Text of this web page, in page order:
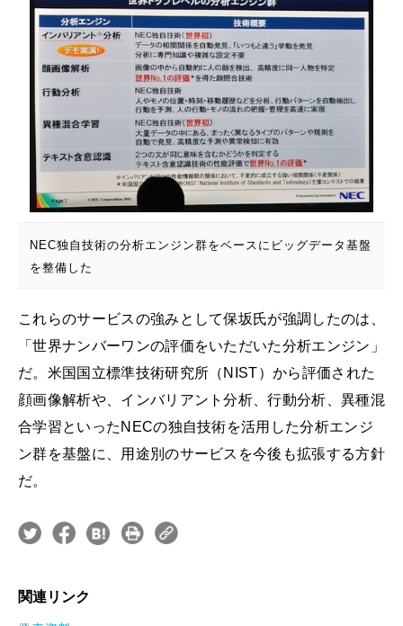
NEC独自技術の分析エンジン群をベースにビッグデータ基盤
を整備した
これらのサービスの強みとして保坂氏が強調したのは、
「世界ナンバーワンの評価をいただいた分析エンジン」
だ。米国国立標準技術研究所（NIST）から評価された
顔画像解析や、インバリアント分析、行動分析、異種混
合学習といったNECの独自技術を活用した分析エンジ
ン群を基盤に、用途別のサービスを今後も拡張する方針
だ。
関連リンク